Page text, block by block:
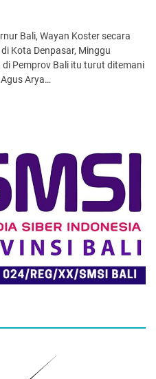
Bali, Wayan Koster secara
Kota Denpasar, Minggu
Pemprov Bali itu turut ditemani
Arya…